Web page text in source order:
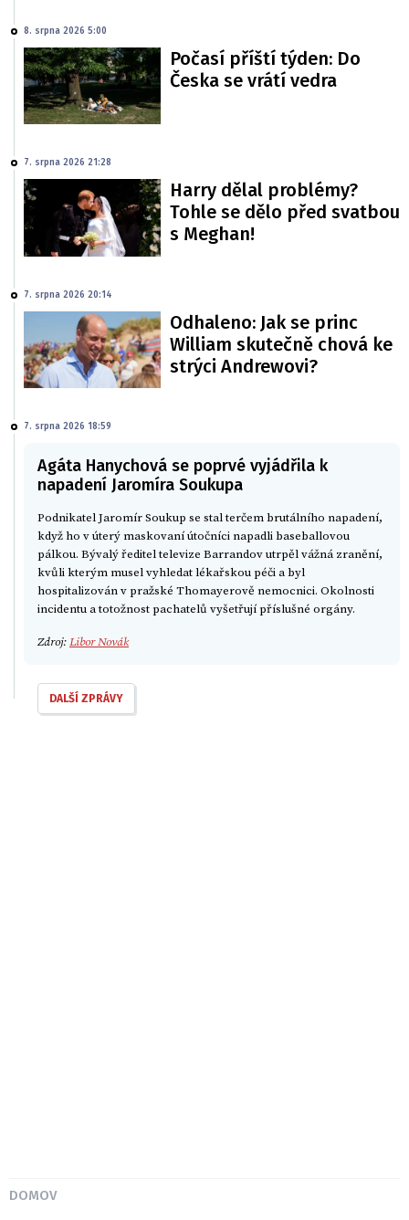
8. srpna 2026 5:00
Počasí příští týden: Do
Česka se vrátí vedra
7. srpna 2026 21:28
Harry dělal problémy?
Tohle se dělo před svatbou
s Meghan!
7. srpna 2026 20:14
Odhaleno: Jak se princ
William skutečně chová ke
strýci Andrewovi?
7. srpna 2026 18:59
Agáta Hanychová se poprvé vyjádřila k
napadení Jaromíra Soukupa
Podnikatel Jaromír Soukup se stal terčem brutálního napadení,
když ho v úterý maskovaní útočníci napadli baseballovou
pálkou. Bývalý ředitel televize Barrandov utrpěl vážná zranění,
kvůli kterým musel vyhledat lékařskou péči a byl
hospitalizován v pražské Thomayerově nemocnici. Okolnosti
incidentu a totožnost pachatelů vyšetřují příslušné orgány.
Zdroj:Libor Novák
DALŠÍ ZPRÁVY
DOMOV